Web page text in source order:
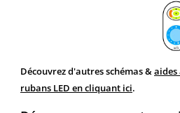
Découvrez d'autres schémas &aides
rubans LED en cliquant ici.